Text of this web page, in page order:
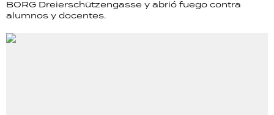
BORG Dreierschützengasse y abrió fuego contra
alumnos y docentes.